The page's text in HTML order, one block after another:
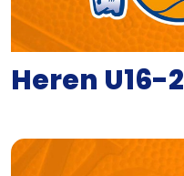
Heren U16-2